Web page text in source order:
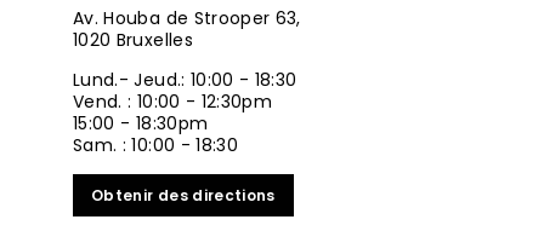
Av. Houba de Strooper 63,
1020 Bruxelles
Lund.- Jeud.: 10:00 - 18:30
Vend. : 10:00 - 12:30pm
15:00 - 18:30pm
Sam. : 10:00 - 18:30
Obtenir des directions